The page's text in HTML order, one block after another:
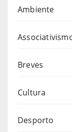
Ambiente
Breves
Cultura
Desporto